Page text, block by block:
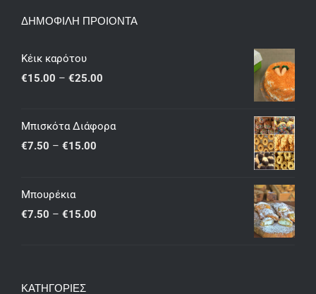
ΔΗΜΟΦΙΛΗ ΠΡΟΙΟΝΤΑ
Κέικ καρότου
€15.00 – €25.00
Μπισκότα Διάφορα
€7.50 – €15.00
Μπουρέκια
€7.50 – €15.00
ΚΑΤΗΓΟΡΙΕΣ